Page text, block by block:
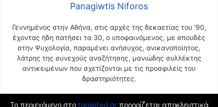
Panagiwtis Niforos
Γεννημένος στην Αθήνα, στις αρχές της δεκαετίας του ’90,
έχοντας ήδη πατήσει τα 30, ο υποφαινόμενος, με σπουδές
στην Ψυχολογία, παραμένει ανήσυχος, ανικανοποίητος,
λάτρης της συνεχούς αναζήτησης, μανιώδης συλλέκτης
αντικειμένων που σχετίζονται με τις προσφιλείς του
δραστηριότητες.
Το περιεχόμενο στο targeted.grπροορίζεται αποκλειστικά